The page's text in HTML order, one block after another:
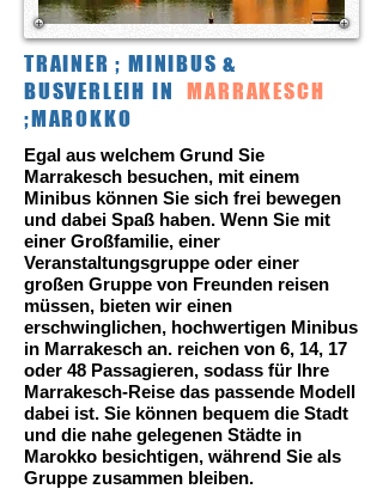
TRAINER ; MINIBUS &
BUSVERLEIH IN
MARRAKESCH
;MAROKKO
Egal aus welchem Grund Sie
Marrakesch besuchen, mit einem
Minibus können Sie sich frei bewegen
und dabei Spaß haben. Wenn Sie mit
einer Großfamilie, einer
Veranstaltungsgruppe oder einer
großen Gruppe von Freunden reisen
müssen, bieten wir einen
erschwinglichen, hochwertigen Minibus
in Marrakesch an. reichen von 6, 14, 17
oder 48 Passagieren, sodass für Ihre
Marrakesch-Reise das passende Modell
dabei ist. Sie können bequem die Stadt
und die nahe gelegenen Städte in
Marokko besichtigen, während Sie als
Gruppe zusammen bleiben.